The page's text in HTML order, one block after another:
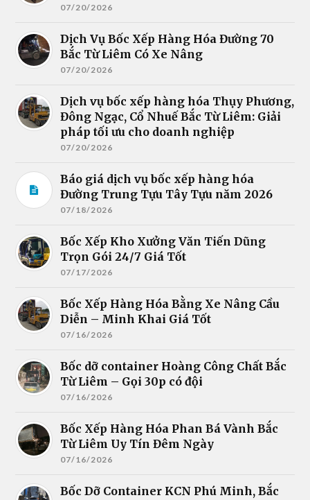
07/20/2026
Dịch Vụ Bốc Xếp Hàng Hóa Đường 70
Bắc Từ Liêm Có Xe Nâng
07/20/2026
Dịch vụ bốc xếp hàng hóa Thụy Phương,
Đông Ngạc, Cổ Nhuế Bắc Từ Liêm: Giải
pháp tối ưu cho doanh nghiệp
07/20/2026
Báo giá dịch vụ bốc xếp hàng hóa
Đường Trung Tựu Tây Tựu năm 2026
07/18/2026
Bốc Xếp Kho Xưởng Văn Tiến Dũng
Trọn Gói 24/7 Giá Tốt
07/17/2026
Bốc Xếp Hàng Hóa Bằng Xe Nâng Cầu
Diễn – Minh Khai Giá Tốt
07/16/2026
Bốc dỡ container Hoàng Công Chất Bắc
Từ Liêm – Gọi 30p có đội
07/16/2026
Bốc Xếp Hàng Hóa Phan Bá Vành Bắc
Từ Liêm Uy Tín Đêm Ngày
07/16/2026
Bốc Dỡ Container KCN Phú Minh, Bắc